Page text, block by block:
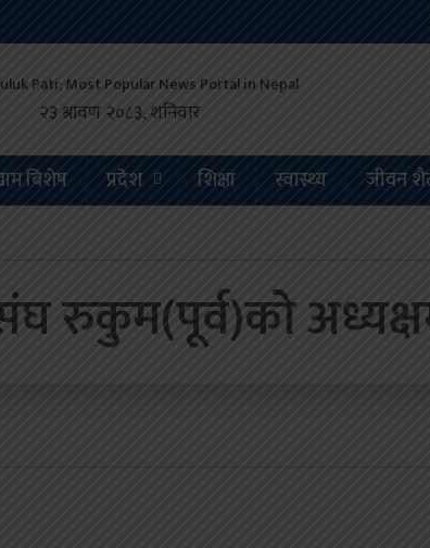
बिशेष प्रदेश शिक्षा स्वास्थ्य जीवन
रुकुम(पूर्व)को